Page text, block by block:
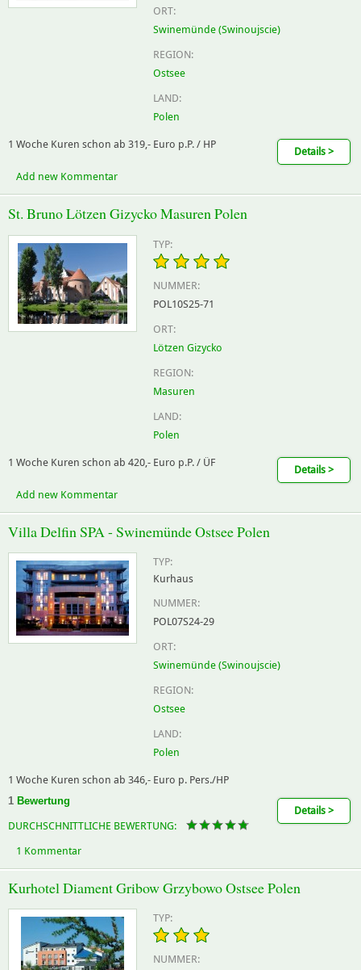
ORT:
Swinemünde (Swinoujscie)
REGION:
Ostsee
LAND:
Polen
1 Woche Kuren schon ab 319,- Euro p.P. / HP
Details >
Add new Kommentar
St. Bruno Lötzen Gizycko Masuren Polen
TYP:
NUMMER:
POL10S25-71
ORT:
Lötzen Gizycko
REGION:
Masuren
LAND:
Polen
1 Woche Kuren schon ab 420,- Euro p.P. / ÜF
Details >
Add new Kommentar
Villa Delfin SPA - Swinemünde Ostsee Polen
TYP:
Kurhaus
NUMMER:
POL07S24-29
ORT:
Swinemünde (Swinoujscie)
REGION:
Ostsee
LAND:
Polen
1 Woche Kuren schon ab 346,- Euro p. Pers./HP
1 Bewertung
DURCHSCHNITTLICHE BEWERTUNG:
Details >
1 Kommentar
Kurhotel Diament Gribow Grzybowo Ostsee Polen
TYP:
NUMMER: